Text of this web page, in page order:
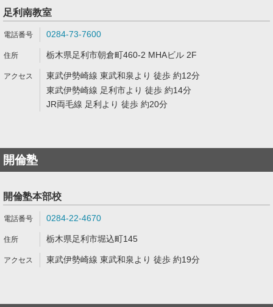
足利南教室
0284-73-7600
栃木県足利市朝倉町460-2 MHAビル 2F
東武伊勢崎線 東武和泉より 徒歩 約12分
東武伊勢崎線 足利市より 徒歩 約14分
JR両毛線 足利より 徒歩 約20分
開倫塾
開倫塾本部校
0284-22-4670
栃木県足利市堀込町145
東武伊勢崎線 東武和泉より 徒歩 約19分